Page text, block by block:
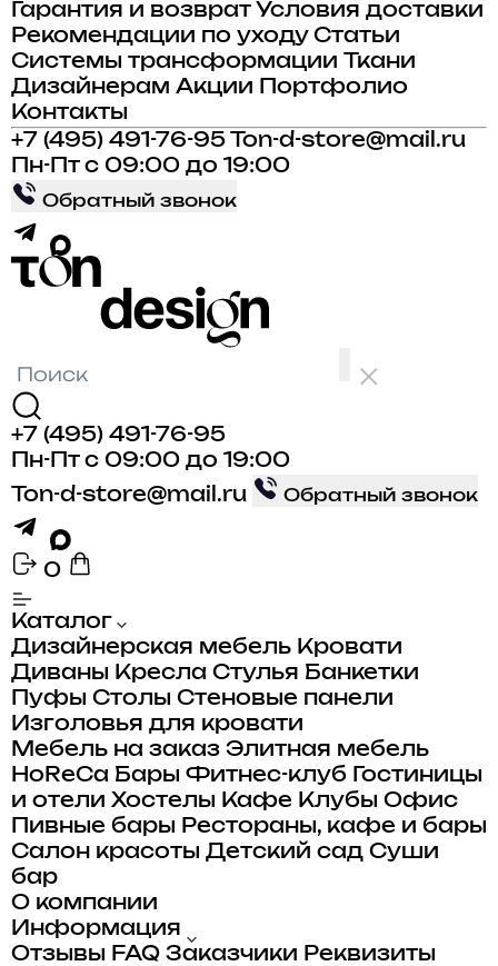
Гарантия и возврат Условия доставки
Рекомендации по уходу Статьи
Системы трансформации
Ткани
Дизайнерам Акции
Портфолио
Контакты
+7 (495) 491-76-95
Ton-d-store@mail.ru
Пн-Пт с 09:00 до 19:00
Обратный звонок
+7 (495) 491-76-95
Пн-Пт с 09:00 до 19:00
Ton-d-store@mail.ru
Обратный звонок
0
Каталог
Дизайнерская мебель Кровати
Диваны Кресла Стулья Банкетки
Пуфы Столы Стеновые панели
Изголовья для кровати
Мебель на заказ Элитная мебель
HoReCa Бары Фитнес-клуб
Гостиницы
и отели Хостелы Кафе Клубы Офис
Пивные бары Рестораны, кафе и бары
Салон красоты Детский сад Суши
бар
О компании
Информация
Отзывы FAQ Заказчики Реквизиты